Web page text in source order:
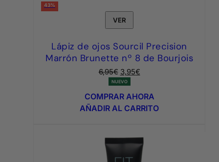
43%
VER
Lápiz de ojos Sourcil Precision
Marrón Brunette nº 8 de Bourjois
6,95€ El
precio
original
era:
6,95€.
3,95€El
actual
es:
3,95€.
NUEVO
COMPRAR AHORA
AÑADIR AL CARRITO